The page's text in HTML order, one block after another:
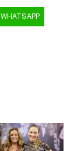
WHATSAPP